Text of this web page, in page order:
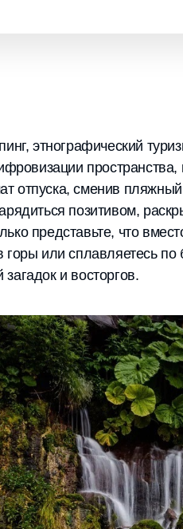
этнографический
отпуска, сменив
позитивом,
представьте, что
или сплавляетесь
и восторгов.